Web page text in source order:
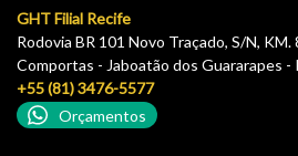
GHT Filial Recife
Rodovia BR 101 Novo Traçado, S/N, KM.
Comportas - Jaboatão dos Guararapes -
+55 (81) 3476-5577
Orçamentos